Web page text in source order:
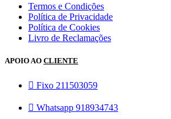
Termos e Condições
Política de Privacidade
Política de Cookies
Livro de Reclamações
APOIO AO CLIENTE
Fixo 211503059
Whatsapp 918934743